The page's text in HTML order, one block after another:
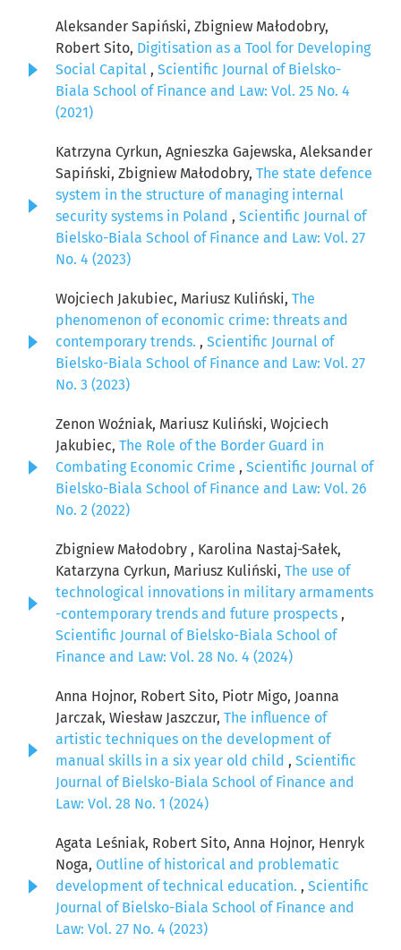
Aleksander Sapiński, Zbigniew Małodobry,
Robert Sito, Digitisation as a Tool for Developing
Social Capital , Scientific Journal of Bielsko-
Biala School of Finance and Law: Vol. 25 No. 4
(2021)
Katrzyna Cyrkun, Agnieszka Gajewska, Aleksander
Sapiński, Zbigniew Małodobry, The state defence
system in the structure of managing internal
security systems in Poland , Scientific Journal of
Bielsko-Biala School of Finance and Law: Vol. 27
No. 4 (2023)
Wojciech Jakubiec, Mariusz Kuliński, The
phenomenon of economic crime: threats and
contemporary trends. , Scientific Journal of
Bielsko-Biala School of Finance and Law: Vol. 27
No. 3 (2023)
Zenon Woźniak, Mariusz Kuliński, Wojciech
Jakubiec, The Role of the Border Guard in
Combating Economic Crime , Scientific Journal of
Bielsko-Biala School of Finance and Law: Vol. 26
No. 2 (2022)
Zbigniew Małodobry , Karolina Nastaj-Sałek,
Katarzyna Cyrkun, Mariusz Kuliński, The use of
technological innovations in military armaments
-contemporary trends and future prospects ,
Scientific Journal of Bielsko-Biala School of
Finance and Law: Vol. 28 No. 4 (2024)
Anna Hojnor, Robert Sito, Piotr Migo, Joanna
Jarczak, Wiesław Jaszczur, The influence of
artistic techniques on the development of
manual skills in a six year old child , Scientific
Journal of Bielsko-Biala School of Finance and
Law: Vol. 28 No. 1 (2024)
Agata Leśniak, Robert Sito, Anna Hojnor, Henryk
Noga, Outline of historical and problematic
development of technical education. , Scientific
Journal of Bielsko-Biala School of Finance and
Law: Vol. 27 No. 4 (2023)